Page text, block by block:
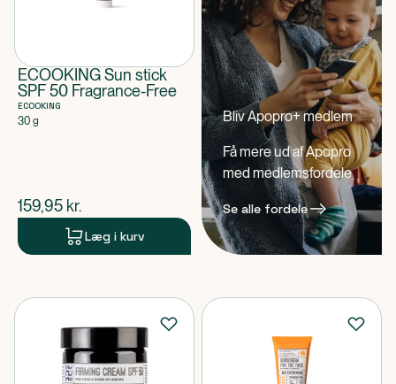
ECOOKING Sun stick
SPF 50 Fragrance-Free
ECOOKING
30 g
$nuværende pris
159,95 kr.
Læg i kurv
Bliv Apopro+ medlem
Få mere ud af Apopro
med medlemsfordele
Se alle fordele